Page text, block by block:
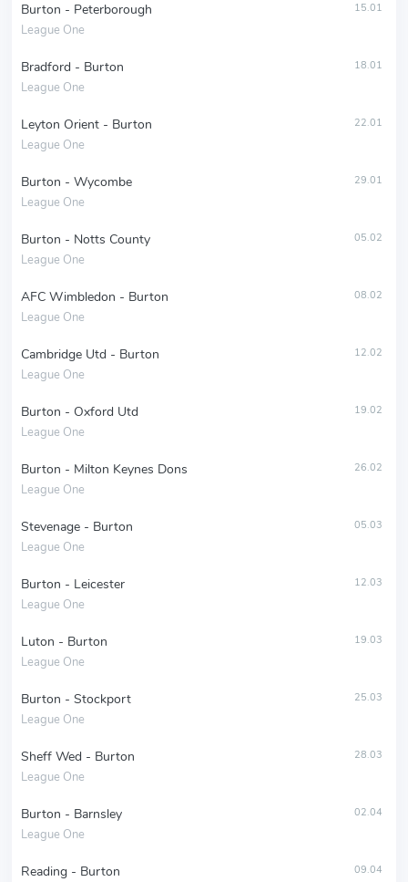
Burton - Peterborough
League One
15.01
Bradford - Burton
League One
18.01
Leyton Orient - Burton
League One
22.01
Burton - Wycombe
League One
29.01
Burton - Notts County
League One
05.02
AFC Wimbledon - Burton
League One
08.02
Cambridge Utd - Burton
League One
12.02
Burton - Oxford Utd
League One
19.02
Burton - Milton Keynes Dons
League One
26.02
Stevenage - Burton
League One
05.03
Burton - Leicester
League One
12.03
Luton - Burton
League One
19.03
Burton - Stockport
League One
25.03
Sheff Wed - Burton
League One
28.03
Burton - Barnsley
League One
02.04
Reading - Burton 09.04